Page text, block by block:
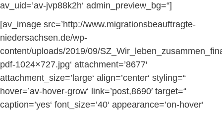
av_uid=’av-jvp88k2h‘ admin_preview_bg=“]
[av_image src=’http://www.migrationsbeauftragte-
niedersachsen.de/wp-
content/uploads/2019/09/
pdf-1024×727.jpg‘ attachment=’8677′
attachment_size=’large‘ align=’center‘ styling=“
hover=’av-hover-grow‘ link=’post,8690′ target=“
caption=’yes‘ font_size=’40‘ appearance=’on-hover‘